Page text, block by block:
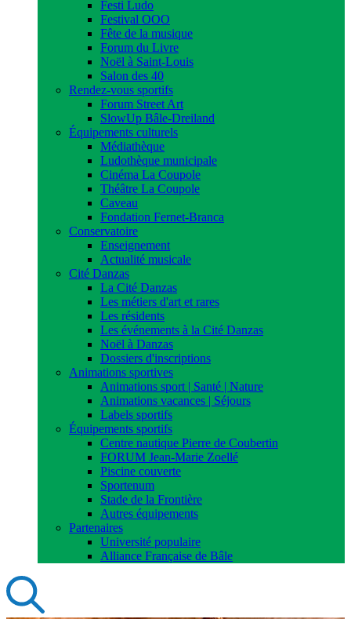
Festi Ludo
Festival OOO
Fête de la musique
Forum du Livre
Noël à Saint-Louis
Salon des 40
Rendez-vous sportifs
Forum Street Art
SlowUp Bâle-Dreiland
Équipements culturels
Médiathèque
Ludothèque municipale
Cinéma La Coupole
Théâtre La Coupole
Caveau
Fondation Fernet-Branca
Conservatoire
Enseignement
Actualité musicale
Cité Danzas
La Cité Danzas
Les métiers d'art et rares
Les résidents
Les événements à la Cité Danzas
Noël à Danzas
Dossiers d'inscriptions
Animations sportives
Animations sport | Santé | Nature
Animations vacances | Séjours
Labels sportifs
Équipements sportifs
Centre nautique Pierre de Coubertin
FORUM Jean-Marie Zoellé
Piscine couverte
Sportenum
Stade de la Frontière
Autres équipements
Partenaires
Université populaire
Alliance Française de Bâle